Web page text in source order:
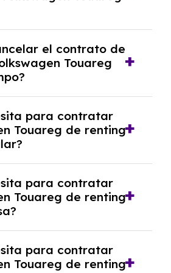
ningún tipo de entrada
lo exija el proveedor
del estudio de viabilidad
el contrato de
Touareg
penalizaciones por
Es importante revisar
contrato y hablar con un
para contratar
Touareg de renting
una consulta de solvencia
inicial.
para contratar
Touareg de renting
y, en algunos
de solvencia de la empresa
para contratar
Touareg de renting